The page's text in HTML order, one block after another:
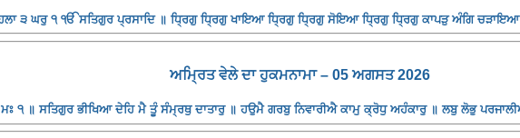
੩ ਘਰੁ ੧ ੴ ਸਤਿਗੁਰ ਪ੍ਰਸਾਦਿ ॥ ਧ੍ਰਿਗੁ ਧ੍ਰਿਗੁ ਖਾਇਆ ਧ੍ਰਿਗੁ ਧ੍ਰਿਗੁ ਸੋਇਆ ਧ੍ਰਿਗੁ ਧ੍ਰਿਗੁ ਕਾਪੜੁ ਅੰਗਿ ਚੜਾਇਆ
ਅਮ੍ਰਿਤ ਵੇਲੇ ਦਾ ਹੁਕਮਨਾਮਾ – 05 ਅਗਸਤ 2026
੧ ॥ ਸਤਿਗੁਰ ਭੀਖਿਆ ਦੇਹਿ ਮੈ ਤੂੰ ਸੰਮ੍ਰਥੁ ਦਾਤਾਰੁ ॥ ਹਉਮੈ ਗਰਬੁ ਨਿਵਾਰੀਐ ਕਾਮੁ ਕ੍ਰੋਧੁ ਅਹੰਕਾਰੁ ॥ ਲਬੁ ਲੋਭੁ